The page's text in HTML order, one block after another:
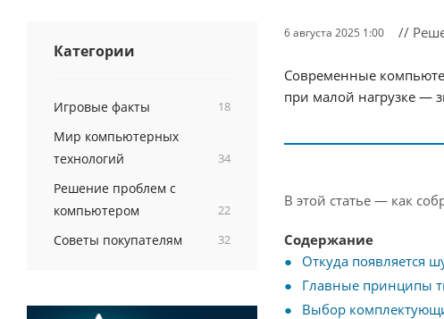
6 августа 2025 1:00 //
Современные
при малой нагрузке —
В этой статье — как
Содержание
Откуда появляется
Главные принципы
Выбор
Категории
Игровые факты 18
Мир компьютерных
технологий
34
Решение проблем с
компьютером
22
Советы покупателям 32